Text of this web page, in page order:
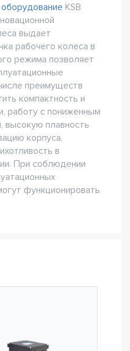
KSB
выдает
рабочего колеса в
режима позволяет
преимуществ
компактность и
работу с пониженным
высокую плавность
корпуса,
в
При соблюдении
функционировать